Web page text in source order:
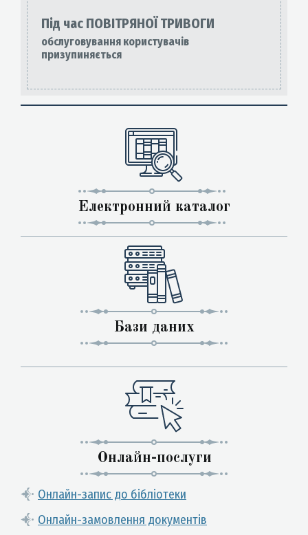
Під час ПОВІТРЯНОЇ ТРИВОГИ
обслуговування користувачів
призупиняється
Електронний каталог
Бази даних
Онлайн-послуги
Онлайн-запис до бібліотеки
Онлайн-замовлення документів